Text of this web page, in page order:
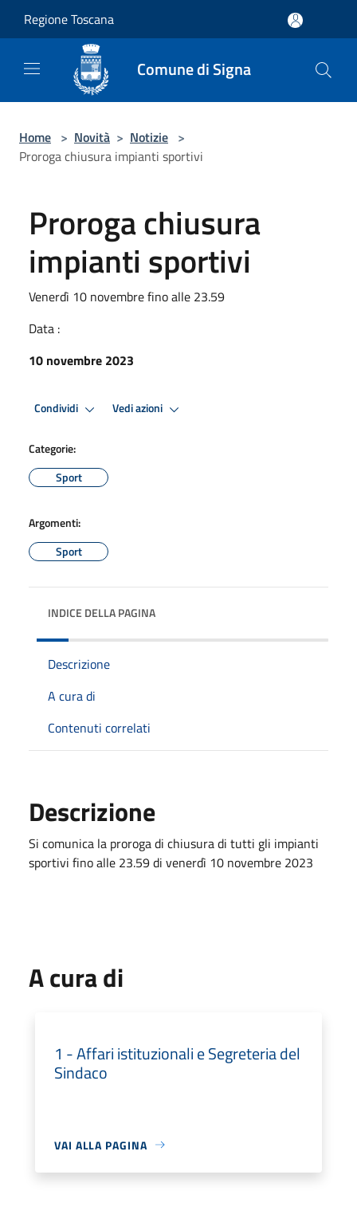
Regione Toscana
Comune di Signa
Home > Novità > Notizie >
Proroga chiusura impianti sportivi
Proroga chiusura
impianti sportivi
Venerdì 10 novembre fino alle 23.59
Data :
10 novembre 2023
Condividi Vedi azioni
Categorie:
Sport
Argomenti:
Sport
INDICE DELLA PAGINA
Descrizione
A cura di
Contenuti correlati
Descrizione
Si comunica la proroga di chiusura di tutti gli impianti
sportivi fino alle 23.59 di venerdì 10 novembre 2023
A cura di
1 - Affari istituzionali e Segreteria del
Sindaco
VAI ALLA PAGINA